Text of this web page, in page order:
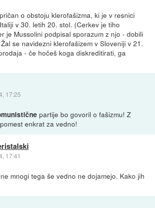
o obstoju klerofašizma, ki je v resnici
v 30. letih 20. stol. (Cerkev je tiho
je Mussolini podpisal sporazum z njo - dobili
se navidezni klerofašizem v Sloveniji v 21.
- če hočeš koga diskreditirati, ga
17:25
partije bo govoril o fašizmu! Z
enkrat za vedno!
17:41
mnogi tega še vedno ne dojamejo. Kako jih